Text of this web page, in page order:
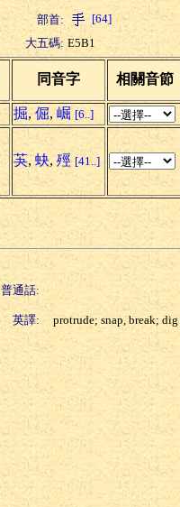
部首: [64]
大五碼: E5B1
同音字 相關音節
掘, 倔, 崛 [6..]
芵, 蚗, 殌 [41..]
普通話:
英譯: protrude; snap, break; dig